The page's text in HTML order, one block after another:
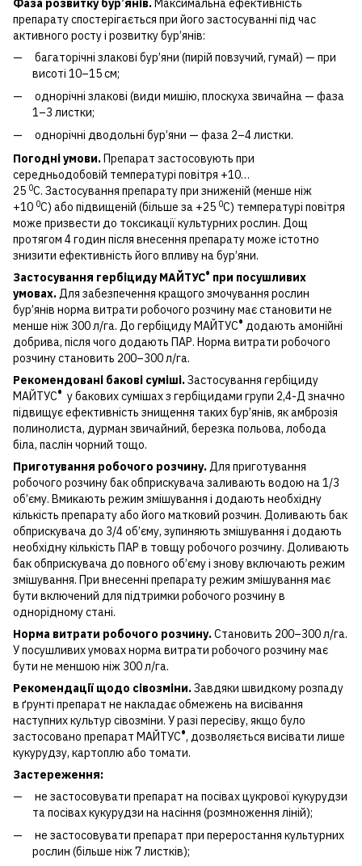
препарату спостерігається при його застосуванні під час
активного росту і розвитку бур’янів:
багаторічні злакові бур’яни (пирій повзучий, гумай) — при
висоті 10–15 см;
однорічні злакові (види мишію, плоскуха звичайна — фаза
1–3 листки;
однорічні дводольні бур’яни — фаза 2–4 листки.
Погодні умови.Препарат застосовують при
середньодобовій температурі повітря +10…
25 0С. Застосування препарату при зниженій (менше ніж
+10 0С) або підвищеній (більше за +25 0С) температурі повітря
може призвести до токсикації культурних рослин. Дощ
протягом 4 годин після внесення препарату може істотно
знизити ефективність його впливу на бур’яни.
Застосування гербіциду МАЙТУС® при посушливих
умовах.Для забезпечення кращого змочування рослин
бур’янів норма витрати робочого розчину має становити не
менше ніж 300 л/га. До гербіциду МАЙТУС® додають амонійні
добрива, після чого додають ПАР. Норма витрати робочого
розчину становить 200–300 л/га.
Рекомендовані бакові суміші.Застосування гербіциду
МАЙТУС® у бакових сумішах з гербіцидами групи 2,4-Д значно
підвищує ефективність знищення таких бур’янів, як амброзія
полинолиста, дурман звичайний, березка польова, лобода
біла, паслін чорний тощо.
Приготування робочого розчину.Для приготування
робочого розчину бак обприскувача заливають водою на 1/3
об’єму. Вмикають режим змішування і додають необхідну
кількість препарату або його матковий розчин. Доливають бак
обприскувача до 3/4 об’єму, зупиняють змішування і додають
необхідну кількість ПАР в товщу робочого розчину. Доливають
бак обприскувача до повного об’єму і знову включають режим
змішування. При внесенні препарату режим змішування має
бути включений для підтримки робочого розчину в
однорідному стані.
Норма витрати робочого розчину.Становить 200–300 л/га.
У посушливих умовах норма витрати робочого розчину має
бути не меншою ніж 300 л/га.
Рекомендації щодо сівозміни.Завдяки швидкому розпаду
в ґрунті препарат не накладає обмежень на висівання
наступних культур сівозміни. У разі пересіву, якщо було
застосовано препарат МАЙТУС®, дозволяється висівати лише
кукурудзу, картоплю або томати.
Застереження:
не застосовувати препарат на посівах цукрової кукурудзи
та посівах кукурудзи на насіння (розмноження ліній);
не застосовувати препарат при переростання культурних
рослин (більше ніж 7 листків);